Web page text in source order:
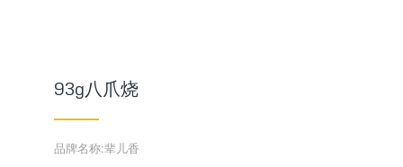
93g八爪烧
品牌名称:辈儿香